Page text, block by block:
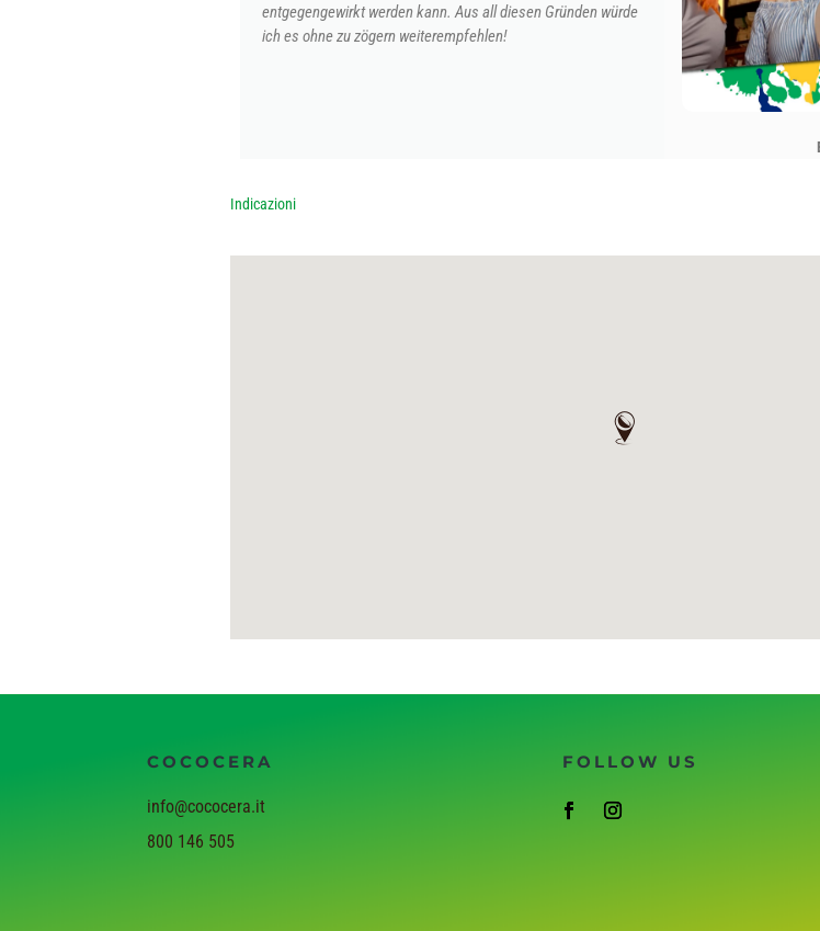
entgegengewirkt werden kann. Aus all diesen Gründen würde
ich es ohne zu zögern weiterempfehlen!
Indicazioni
COCOCERA
info@cococera.it
800 146 505
FOLLOW US